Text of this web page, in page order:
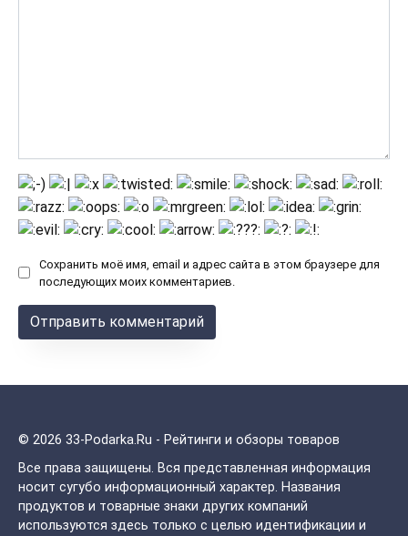
Сохранить моё имя, email и адрес сайта в этом браузере для
последующих моих комментариев.
© 2026 33-Podarka.Ru - Рейтинги и обзоры товаров
Все права защищены. Вся представленная информация
носит сугубо информационный характер. Названия
продуктов и товарные знаки других компаний
используются здесь только с целью идентификации и